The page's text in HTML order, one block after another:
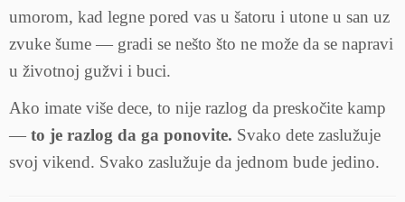
umorom, kad legne pored vas u šatoru i utone u san uz
zvuke šume — gradi se nešto što ne može da se napravi
u životnoj gužvi i buci.
Ako imate više dece, to nije razlog da preskočite kamp
— to je razlog da ga ponovite. Svako dete zaslužuje
svoj vikend. Svako zaslužuje da jednom bude jedino.